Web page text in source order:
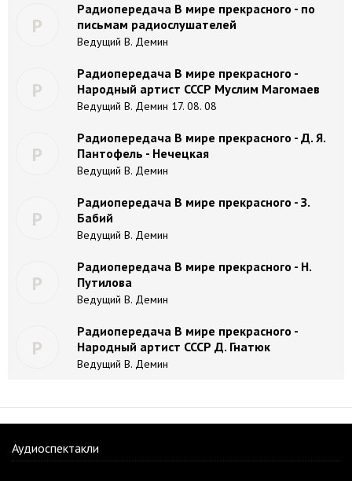
Р
Радиопередача В мире прекрасного - по
письмам радиослушателей
Ведущий В. Демин
Р
Радиопередача В мире прекрасного -
Народный артист СССР Муслим Магомаев
Ведущий В. Демин 17. 08. 08
Р
Радиопередача В мире прекрасного - Д. Я.
Пантофель - Нечецкая
Ведущий В. Демин
Р
Радиопередача В мире прекрасного - З.
Бабий
Ведущий В. Демин
Р
Радиопередача В мире прекрасного - Н.
Путилова
Ведущий В. Демин
Р
Радиопередача В мире прекрасного -
Народный артист СССР Д. Гнатюк
Ведущий В. Демин
Аудиоспектакли